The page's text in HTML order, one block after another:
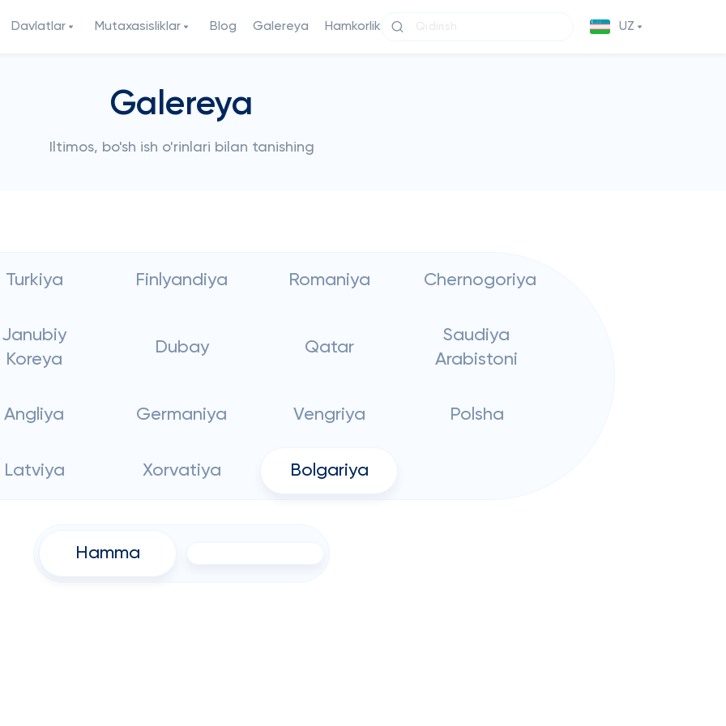
Davlatlar Mutaxasisliklar Blog Galereya Hamkorlik UZ
Galereya
Iltimos, bo'sh ish o'rinlari bilan tanishing
Turkiya Finlyandiya Romaniya Chernogoriya
Janubiy
Koreya
Dubay Qatar
Saudiya
Arabistoni
Angliya Germaniya Vengriya Polsha
Latviya Xorvatiya Bolgariya
Hamma